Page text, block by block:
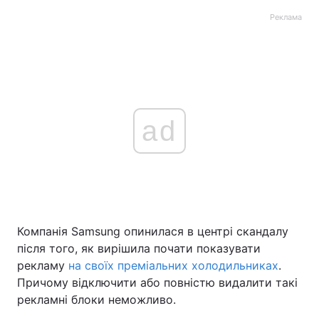
Україна Політика
Спорт Наука
Реклама
ad
Компанія Samsung опинилася в центрі скандалу
після того, як вирішила почати показувати
рекламу на своїх преміальних холодильниках.
Причому відключити або повністю видалити такі
рекламні блоки неможливо.